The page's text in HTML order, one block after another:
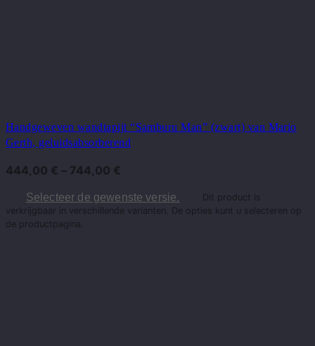
Handgeweven wandtapijt “Samburu Man” (zwart) van Mario
Gerth, geluidsabsorberend
444,00 € – 744,00 €
Selecteer de gewenste versie.
Dit product is
verkrijgbaar in verschillende varianten. De opties kunt u selecteren op
de productpagina.